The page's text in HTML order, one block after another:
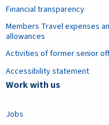
Financial transparency
Members Travel expenses
allowances
Activities of former senior
Accessibility statement
Work with us
Jobs